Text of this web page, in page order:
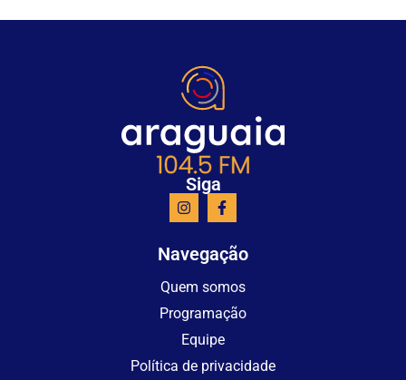
Siga
Navegação
Quem somos
Programação
Equipe
Política de privacidade